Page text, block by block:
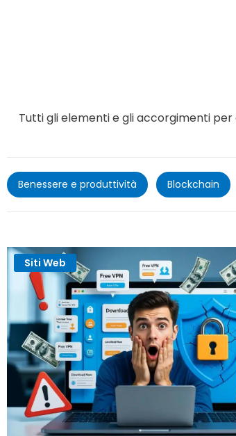
Tutti gli elementi e gli accorgimenti
Benessere e produttività Blockchain
Siti Web